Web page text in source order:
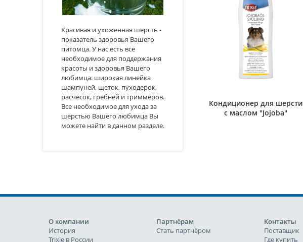
Красивая и ухоженная шерсть -
показатель здоровья Вашего
питомца. У нас есть все
необходимое для поддержания
красоты и здоровья Вашего
любимца: широкая линейка
шампуней, щеток, пуходерок,
расчесок, гребней и триммеров.
Все необходимое для ухода за
шерстью Вашего любимца Вы
можете найти в данном разделе.
Кондиционер для шерсти
с маслом "Jojoba"
О компании
История
Trixie в России
Партнёрам
Стать партнёром
Контакты
Поставщик
Где купить